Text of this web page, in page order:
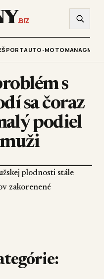
.BIZ
ŠPORTAUTO-MOTO
s
sa čoraz
podiel
plodnosti stále
zakorenené